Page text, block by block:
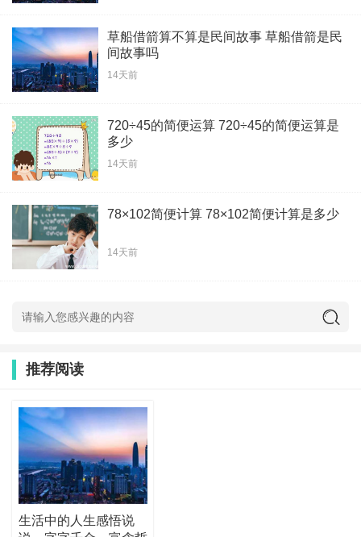
草船借箭算不算是民间故事 草船借箭是民
间故事吗
14天前
720÷45的简便运算 720÷45的简便运算是
多少
14天前
78×102简便计算 78×102简便计算是多少
14天前
推荐阅读
生活中的人生感悟说